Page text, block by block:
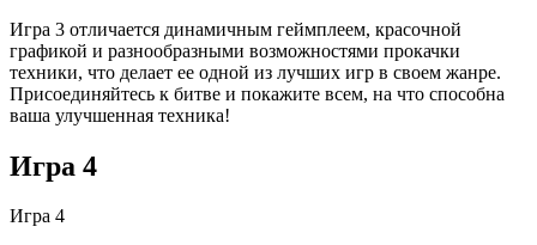
Игра 3 отличается динамичным геймплеем, красочной
графикой и разнообразными возможностями прокачки
техники, что делает ее одной из лучших игр в своем жанре.
Присоединяйтесь к битве и покажите всем, на что способна
ваша улучшенная техника!
Игра 4
Игра 4